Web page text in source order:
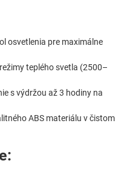
osvetlenia pre maximálne
teplého svetla (2500–
s výdržou až 3 hodiny na
ABS materiálu v čistom